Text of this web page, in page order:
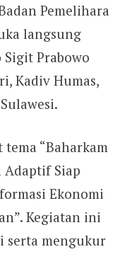
Pemelihara
langsung
Prabowo
Kadiv Humas,
“Baharkam
Adaptif Siap
Ekonomi
Kegiatan ini
serta mengukur